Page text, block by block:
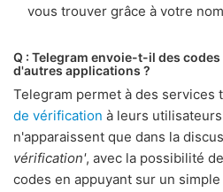
vous trouver grâce à votre
Q : Telegram envoie-t-il des
d'autres applications ?
Telegram permet à des services
de vérification à leurs
n'apparaissent que dans la
vérification', avec la possibilité
codes en appuyant sur un